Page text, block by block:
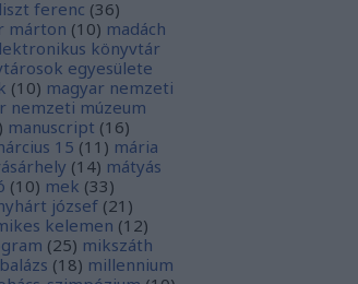
liszt ferenc (36)
márton (10) madách
könyvtár
egyesülete
(10) magyar nemzeti
nemzeti múzeum
) manuscript (16)
15 (11 ) mária
(14) mátyás
(10) mek (33)
józsef (21 )
kelemen (12)
(25) mikszáth
(18) millennium